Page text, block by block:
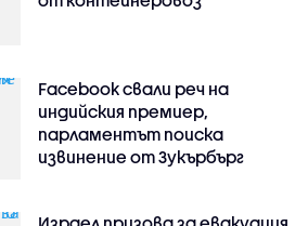
Facebook свали реч на
индийския премиер,
парламентът поиска
извинение от Зукърбърг